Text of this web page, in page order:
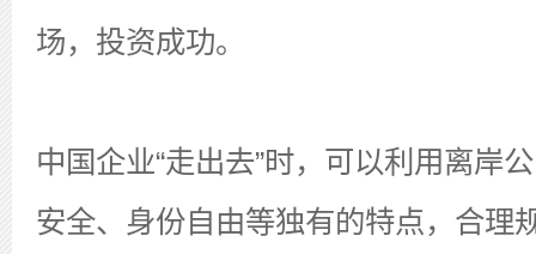
场，投资成功。
中国企业“走出去”时，可以利用离岸
安全、身份自由等独有的特点，合理